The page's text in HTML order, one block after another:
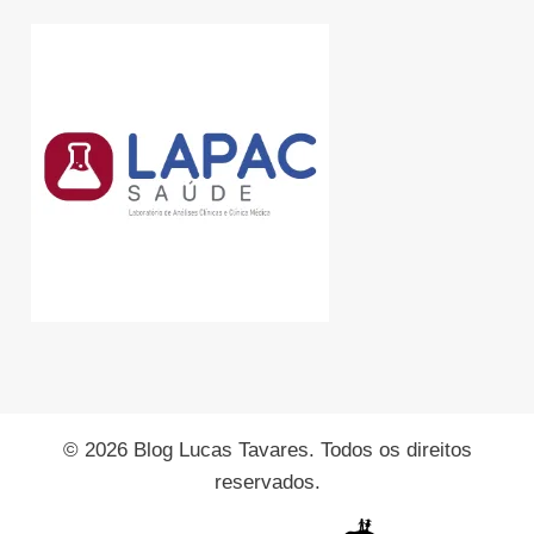
© 2026 Blog Lucas Tavares. Todos os direitos
reservados.